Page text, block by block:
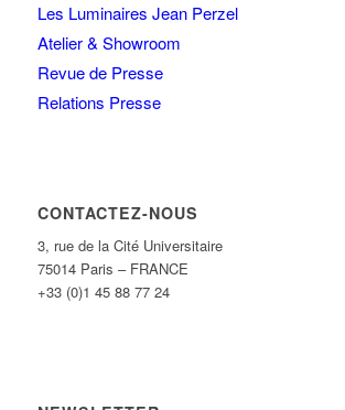
Les Luminaires Jean Perzel
Atelier & Showroom
Revue de Presse
Relations Presse
CONTACTEZ-NOUS
3, rue de la Cité Universitaire
75014 Paris – FRANCE
+33 (0)1 45 88 77 24